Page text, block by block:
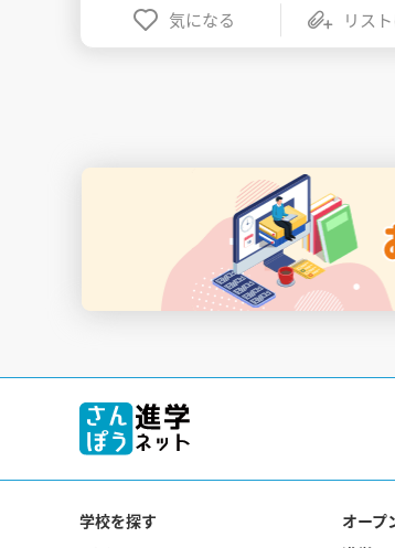
気になる リス
学校を探す
オープ